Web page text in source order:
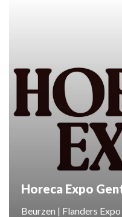
Horeca Expo
Beurzen | Flanders Expo